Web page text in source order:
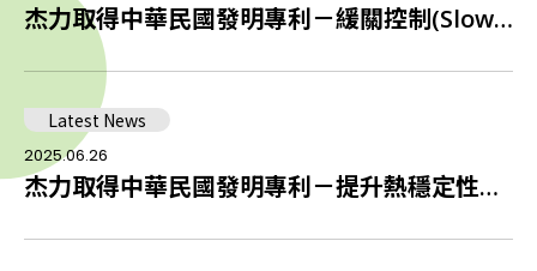
杰力取得中華民國發明專利－緩關控制(Slow Turn-off)
Latest News
2025.06.26
杰力取得中華民國發明專利－提升熱穩定性之電晶體結構設計